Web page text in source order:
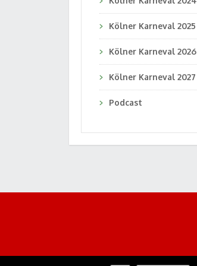
Kölner Karneval 2025
Kölner Karneval 2026
Kölner Karneval 2027
Podcast